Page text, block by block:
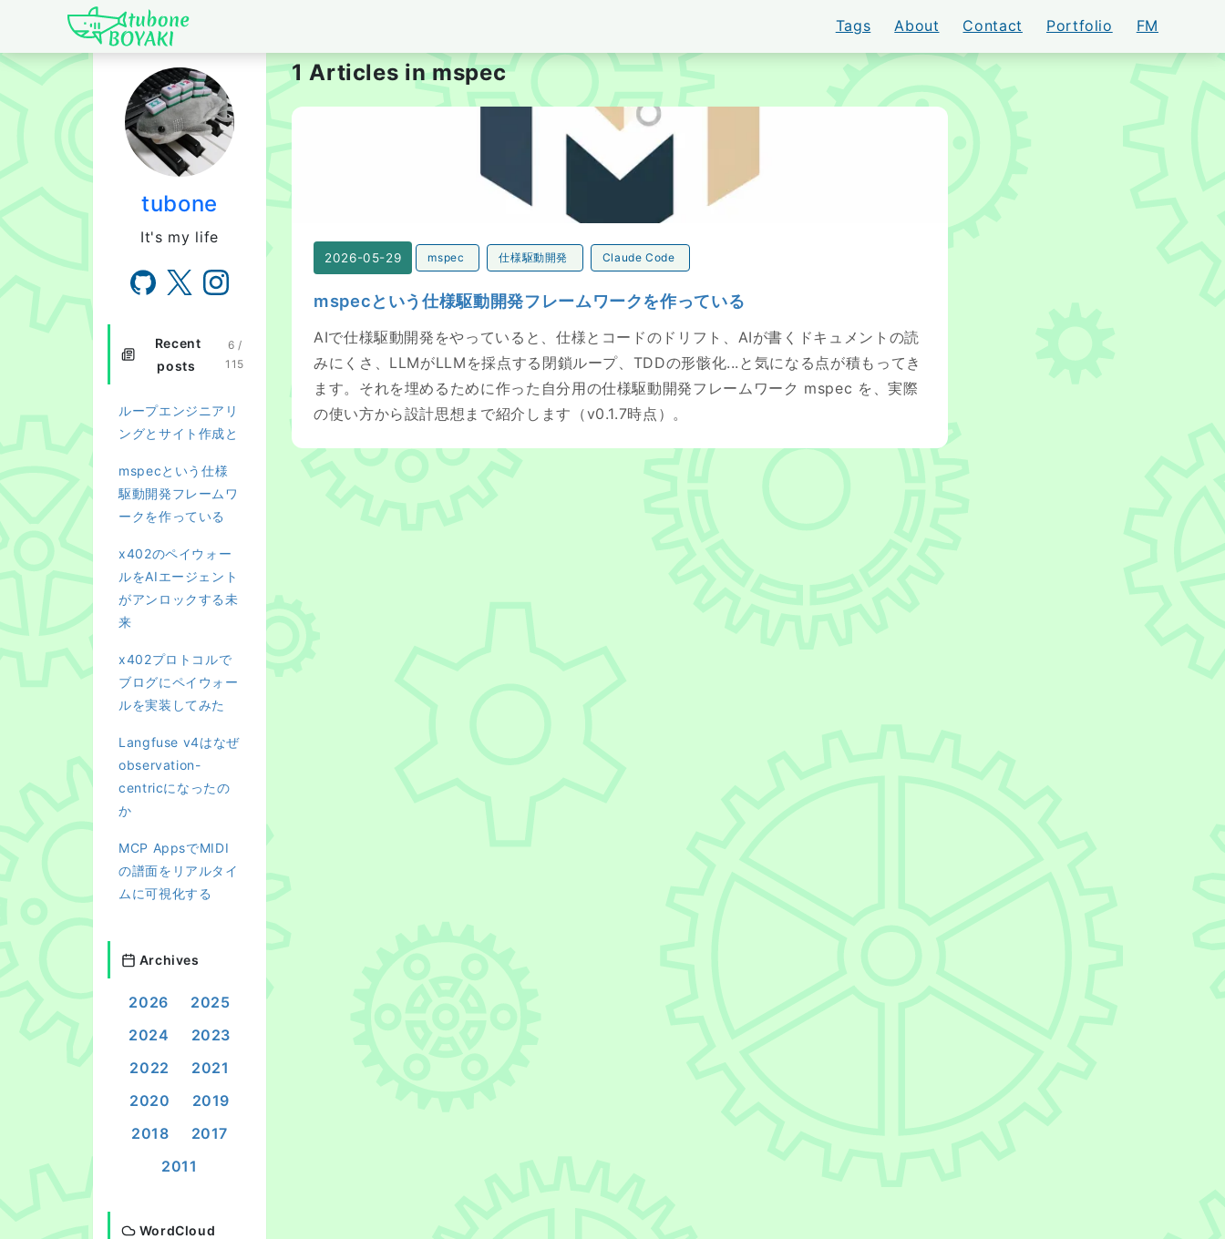
Japanese IT Developer's Blog tubone BOYAKI
Tags About Contact Portfolio FM
tubone
It's my life
Recent
posts
6 /
115
ループエンジニアリ
ングとサイト作成と
mspecという仕様
駆動開発フレームワ
ークを作っている
x402のペイウォー
ルをAIエージェント
がアンロックする未
来
x402プロトコルで
ブログにペイウォー
ルを実装してみた
Langfuse v4はなぜ
observation-
centricになったの
か
MCP AppsでMIDI
の譜面をリアルタイ
ムに可視化する
Archives
2026
2025
2024
2023
2022
2021
2020
2019
2018
2017
2011
WordCloud
1 Articles in mspec
mspecという仕様駆動開発フレームワークを作っている
2026-05-29 mspec 仕様駆動開発 Claude Code
mspecという仕様駆動開発フレームワークを作っている
AIで仕様駆動開発をやっていると、仕様とコードのドリフト、AIが書くドキュメントの読
みにくさ、LLMがLLMを採点する閉鎖ループ、TDDの形骸化...と気になる点が積もってき
ます。それを埋めるために作った自分用の仕様駆動開発フレームワーク mspec を、実際
の使い方から設計思想まで紹介します（v0.1.7時点）。